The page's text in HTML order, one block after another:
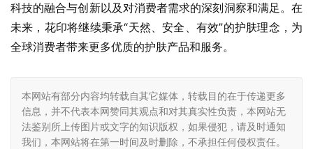
科技的融合与创新以及对消费者需求的深刻洞察和满足。在
未来，花印将继续秉承“天然、安全、有效”的护肤理念，为
全球消费者带来更多优质的护肤产品和服务。
本网站有部分内容均转载自其它媒体，转载目的在于传递更多
信息，并不代表本网赞同其观点和对其真实性负责，本网站无
法鉴别所上传图片或文字的知识版权，如果侵犯，请及时通知
我们，本网站将在第一时间及时删除，不承担任何侵权责任。